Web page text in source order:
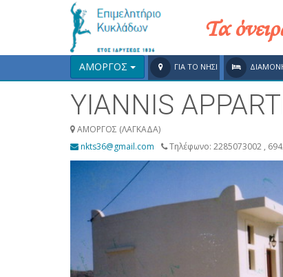
Τα
ΑΜΟΡΓΟΣ ΓΙΑ ΤΟ ΝΗΣΙ
YIANNIS
ΑΜΟΡΓΟΣ (ΛΑΓΚΑΔΑ)
nkts36@gmail.com
Τηλέφωνο: 2285073002 ,